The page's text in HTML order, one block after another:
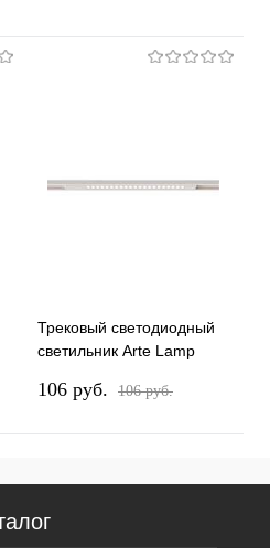
Трековый светодиодный
светильник Arte Lamp
106 pуб. 106 pуб.